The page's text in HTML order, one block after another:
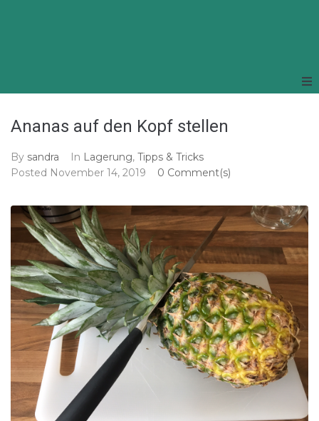
Ananas auf den Kopf stellen
By sandra In Lagerung, Tipps & Tricks
Posted November 14, 2019 0 Comment(s)